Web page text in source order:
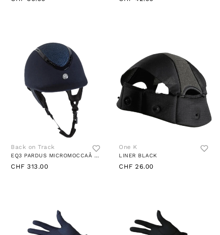
Back on Track
EQ3 PARDUS MICROMOCCAÂ MIPS BLUE
CHF 313.00
One K
LINER BLACK
CHF 26.00